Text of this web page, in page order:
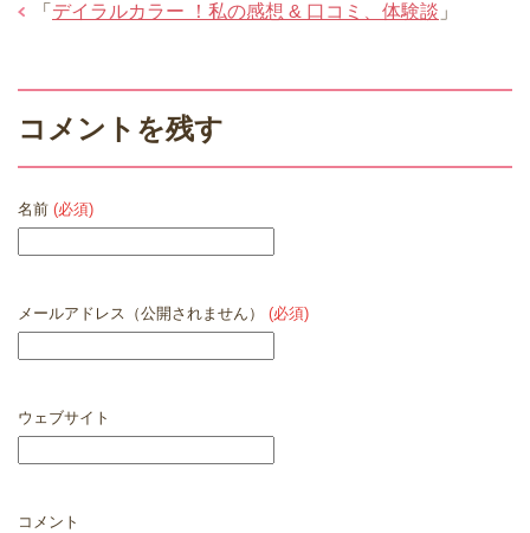
「 デイラルカラー ！私の感想 & 口コミ、体験談 」
コメントを残す
名前 (必須)
メールアドレス（公開されません） (必須)
ウェブサイト
コメント